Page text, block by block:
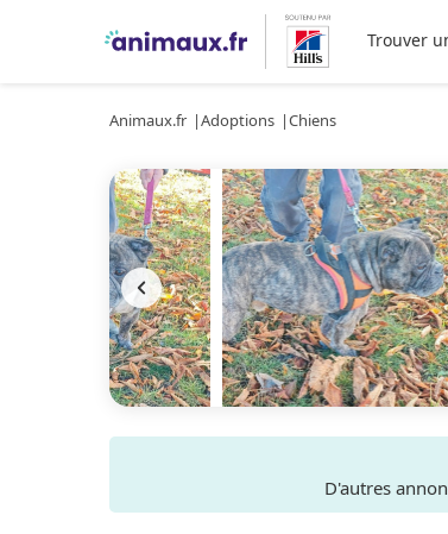
Trouver
Animaux.fr Adoptions Chiens
D'autres